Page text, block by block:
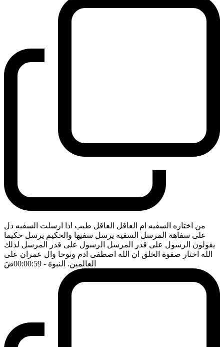
من اختاره السفيه ام العاقل العاقل طيب اذا ارسلت السفيه دل
على سفاهة المرسل السفيه يرسل سفيها والحكيم يرسل حكيما
يقولون الرسول على قدر المرسل الرسول على قدر المرسل لذلك
الله اختار صفوة الخلق ان الله اصطفى ادم ونوحا وال عمران على
العالمين. النبوة - 00:00:59 ضَ